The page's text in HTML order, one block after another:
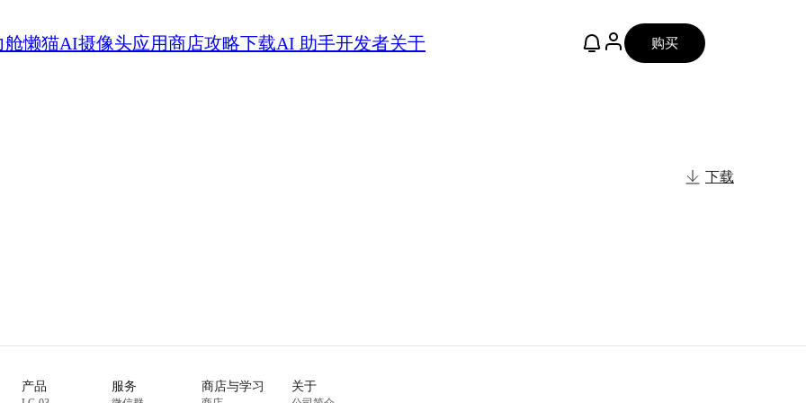
舱懒猫AI摄像头应用商店攻略下载AI 助手开发者关于 购买
下载
产品 服务 商店与学习 关于